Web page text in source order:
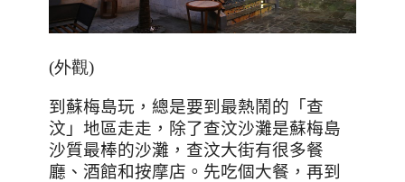
(外觀)
到蘇梅島玩，總是要到最熱鬧的「查
汶」地區走走，除了查汶沙灘是蘇梅島
沙質最棒的沙灘，查汶大街有很多餐
廳、酒館和按摩店。先吃個大餐，再到